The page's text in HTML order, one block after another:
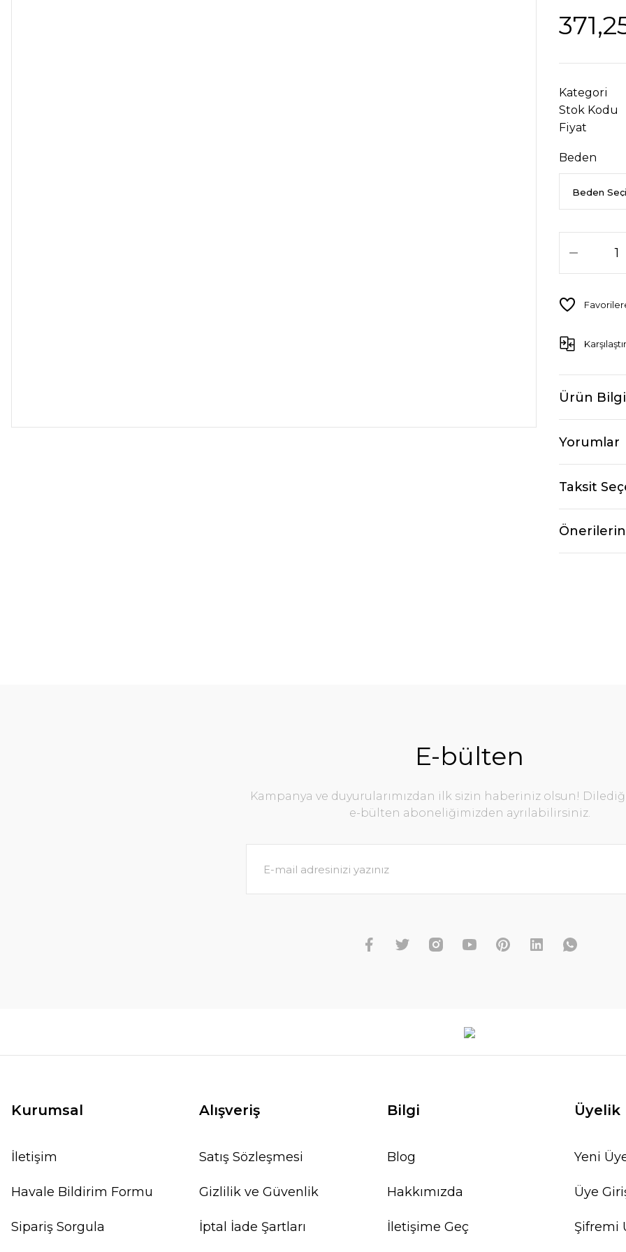
Kategori
Stok Kodu
Fiyat
Beden
Karşılaştır
Ürün
Yorumlar
Taksit
E-bülten
Kampanya ve duyurularımızdan ilk sizin haberiniz olsun!
e-bülten aboneliğimizden ayrılabilirsiniz.
Kurumsal
İletişim
Havale Bildirim Formu
Sipariş Sorgula
Alışveriş
Satış Sözleşmesi
Gizlilik ve Güvenlik
İptal İade Şartları
Bilgi
Blog
Hakkımızda
İletişime Geç
Üyelik
Yeni
Üye
Şifremi